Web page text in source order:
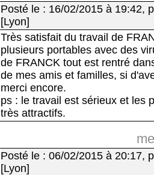
Posté le : 16/02/2015 à 19:42,
[Lyon]
Très satisfait du travail de
plusieurs portables avec des
de FRANCK tout est rentré
de mes amis et familles, si
merci encore.
ps : le travail est sérieux et les
très attractifs.
Posté le : 06/02/2015 à 20:17,
[Lyon]